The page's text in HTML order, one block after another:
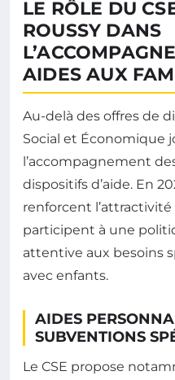
LE RÔLE DU
ROUSSY DANS
AIDES AUX
Au-delà des offres de
Social et Économique
l’accompagnement
dispositifs d’aide. En
renforcent
participent à une
attentive aux besoins
avec enfants.
AIDES
SUBVENTIONS
Le CSE propose